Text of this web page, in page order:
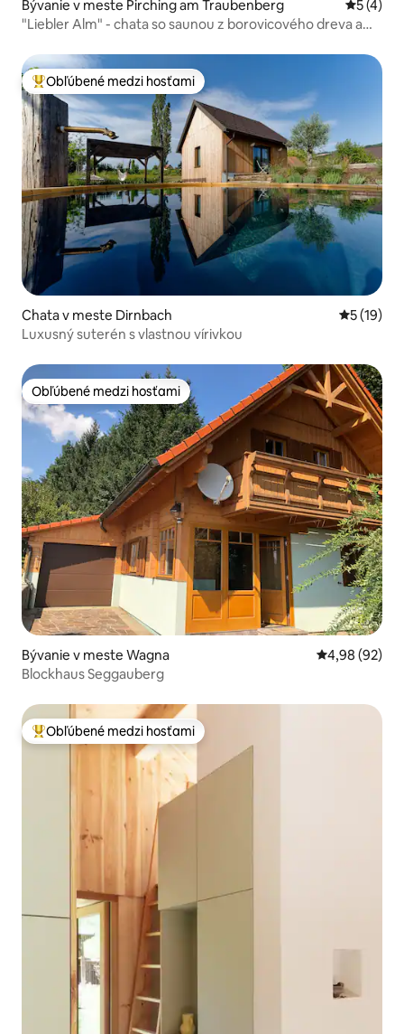
Bývanie v meste Pirching am Traubenberg
5 (4)
"Liebler Alm" - chata so saunou z borovicového dreva a
Najobľúbenejšie medzi hosťami
Obľúbené medzi hosťami
Chata v meste Dirnbach
5 (19)
Luxusný suterén s vlastnou vírivkou
Obľúbené medzi hosťami
Obľúbené medzi hosťami
Bývanie v meste Wagna Priemerné
4,98 (92)
Blockhaus Seggauberg
Najobľúbenejšie medzi hosťami
Obľúbené medzi hosťami